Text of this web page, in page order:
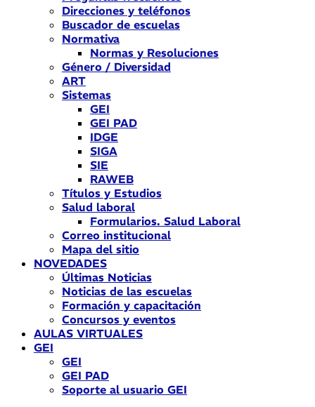
Direcciones y teléfonos
Buscador de escuelas
Normativa
Normas y Resoluciones
Género / Diversidad
ART
Sistemas
GEI
GEI PAD
IDGE
SIGA
SIE
RAWEB
Títulos y Estudios
Salud laboral
Formularios. Salud Laboral
Correo institucional
Mapa del sitio
NOVEDADES
Últimas Noticias
Noticias de las escuelas
Formación y capacitación
Concursos y eventos
AULAS VIRTUALES
GEI
GEI
GEI PAD
Soporte al usuario GEI